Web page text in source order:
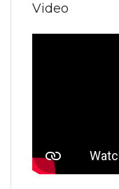
Video